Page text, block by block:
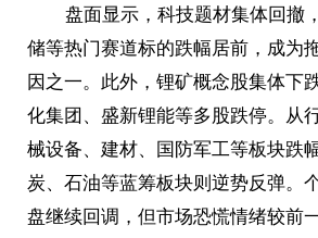
盘面显示，科技题材集体回撤
储等热门赛道标的跌幅居前，成为
因之一。此外，锂矿概念股集体下
化集团、盛新锂能等多股跌停。从
械设备、建材、国防军工等板块跌
炭、石油等蓝筹板块则逆势反弹。
盘继续回调，但市场恐慌情绪较前